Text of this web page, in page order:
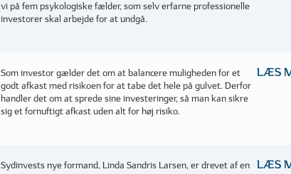
vi på fem psykologiske fælder, som selv erfarne professionelle
investorer skal arbejde for at undgå.
Som investor gælder det om at balancere muligheden for et
godt afkast med risikoen for at tabe det hele på gulvet. Derfor
handler det om at sprede sine investeringer, så man kan sikre
sig et fornuftigt afkast uden alt for høj risiko.
LÆS
Sydinvests nye formand, Linda Sandris Larsen, er drevet af en
LÆS